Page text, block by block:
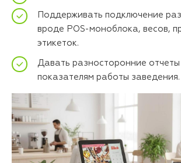
Поддерживать подключение
вроде POS-моноблока, весов,
этикеток.
Давать разносторонние
показателям работы заведения.